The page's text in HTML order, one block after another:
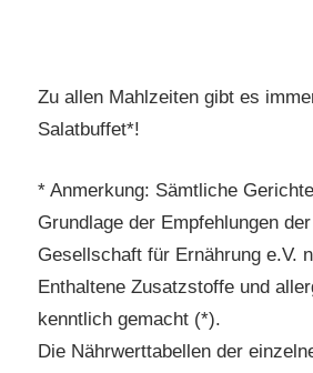
Zu allen Mahlzeiten gibt es
Salatbuffet*!
* Anmerkung: Sämtliche
Grundlage der Empfehlungen
Gesellschaft für Ernährung e.V.
Enthaltene Zusatzstoffe und
kenntlich gemacht (*).
Die Nährwerttabellen der